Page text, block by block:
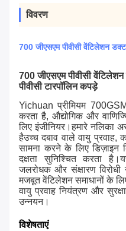
विवरण
700 जीएसएम पीवीसी वेंटिलेशन
700 जीएसएम पीवीसी वेंटिलेशन
पीवीसी टारपॉलिन कपड़े
Yichuan प्रीमियम
करता है, औद्योगिक और
लिए इंजीनियर।हमारे नलिका
हैउच्च दबाव वाले वायु प्रवाह,
सामना करने के लिए डिज़ाइन
दक्षता सुनिश्चित करता
जलरोधक और संक्षारण विरोधी
मजबूत वेंटिलेशन समाधानों के
वायु प्रवाह नियंत्रण और
उन्नयन।
विशेषताएं